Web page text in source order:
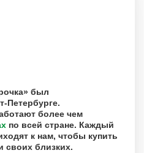
был
Петербурге.
более чем
по всей стране. Каждый
к нам, чтобы купить
своих близких.